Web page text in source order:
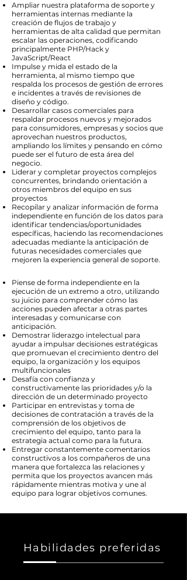
Ampliar nuestra plataforma de soporte y
herramientas internas mediante la
creación de flujos de trabajo y
herramientas de alta calidad que permitan
escalar las operaciones, codificando
principalmente PHP/Hack y
JavaScript/React
Impulse y mida el estado de la
herramienta, al mismo tiempo que
respalda los procesos de gestión de errores
e incidentes a través de revisiones de
diseño y código.
Desarrollar casos comerciales para
respaldar procesos nuevos y mejorados
para consumidores, empresas y socios que
aprovechan nuestros productos,
ampliando los límites y pensando en cómo
puede ser el futuro de esta área del
negocio.
Liderar y completar proyectos complejos
concurrentes, brindando orientación a
otros miembros del equipo en sus
proyectos
Recopilar y analizar información de forma
independiente en función de los datos para
identificar tendencias/oportunidades
específicas, haciendo las recomendaciones
adecuadas mediante la anticipación de
futuras necesidades comerciales que
mejoren la experiencia general de soporte.
Piense de forma independiente en la
ejecución de un extremo a otro, utilizando
su juicio para comprender cómo las
acciones pueden afectar a otras partes
interesadas y comunicarse con
anticipación.
Demostrar liderazgo intelectual para
ayudar a impulsar decisiones estratégicas
que promuevan el crecimiento dentro del
equipo, la organización y los equipos
multifuncionales
Desafía con confianza y
constructivamente las prioridades y/o la
dirección de un determinado proyecto
Participar en entrevistas y toma de
decisiones de contratación a través de la
comprensión de los objetivos de
crecimiento del equipo, tanto para la
estrategia actual como para la futura.
Entregar constantemente comentarios
constructivos a los compañeros de una
manera que fortalezca las relaciones y
permita que los proyectos avancen más
rápidamente mientras motiva y une al
equipo para lograr objetivos comunes.
Habilidades preferidas